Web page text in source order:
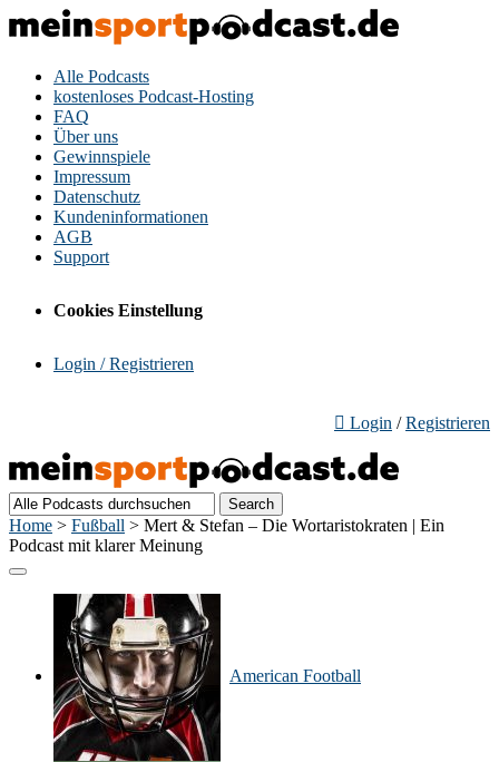
Alle Podcasts
kostenloses Podcast-Hosting
FAQ
Über uns
Gewinnspiele
Impressum
Datenschutz
Kundeninformationen
AGB
Support
Cookies Einstellung
Login / Registrieren
Login /Registrieren
Home > Fußball > Mert & Stefan – Die Wortaristokraten | Ein
Podcast mit klarer Meinung
American Football